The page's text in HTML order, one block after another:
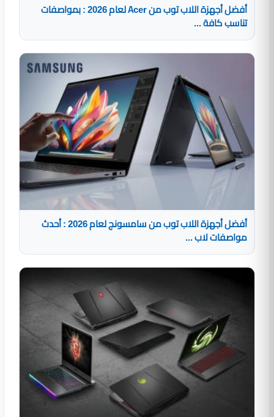
أفضل أجهزة اللاب توب من Acer لعام 2026 : بمواصفات
تناسب كافة ...
أفضل أجهزة اللاب توب من سامسونج لعام 2026 : أحدث
مواصفات لاب ...